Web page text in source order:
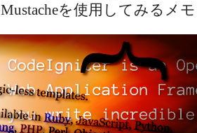
を使用してみるメ